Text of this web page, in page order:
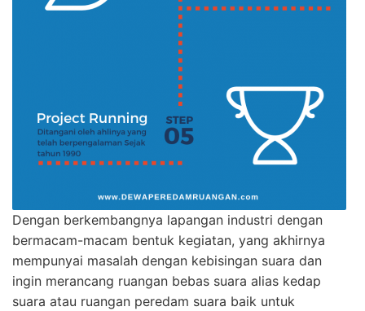
Dengan berkembangnya lapangan industri dengan
bermacam-macam bentuk kegiatan, yang akhirnya
mempunyai masalah dengan kebisingan suara dan
ingin merancang ruangan bebas suara alias kedap
suara atau ruangan peredam suara baik untuk